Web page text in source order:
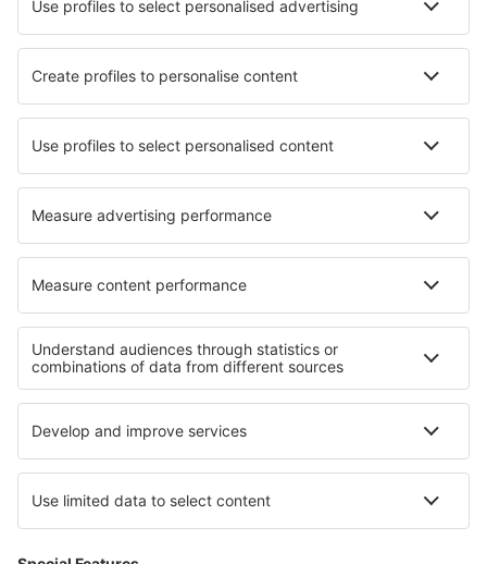
Die besten Hotels - Städte
Hotels in Strombeek-Bever Hotels in Humboldt
Hotels in Thoard Hotels in Lubango Hotels in Barreiras
Hotels in Gayndah Hotels in Göynük Hotels in Velten
Die besten Hotels - Regionen
Hotels in Saguaro-Nationalpark
Hotels in Kenai Fjords National Park Hotels in New York
Hotels in Georgia Hotels auf den Balearen
Hotels in der Französische Riviera
Hotels in Silistra Hotels in Italy - ski